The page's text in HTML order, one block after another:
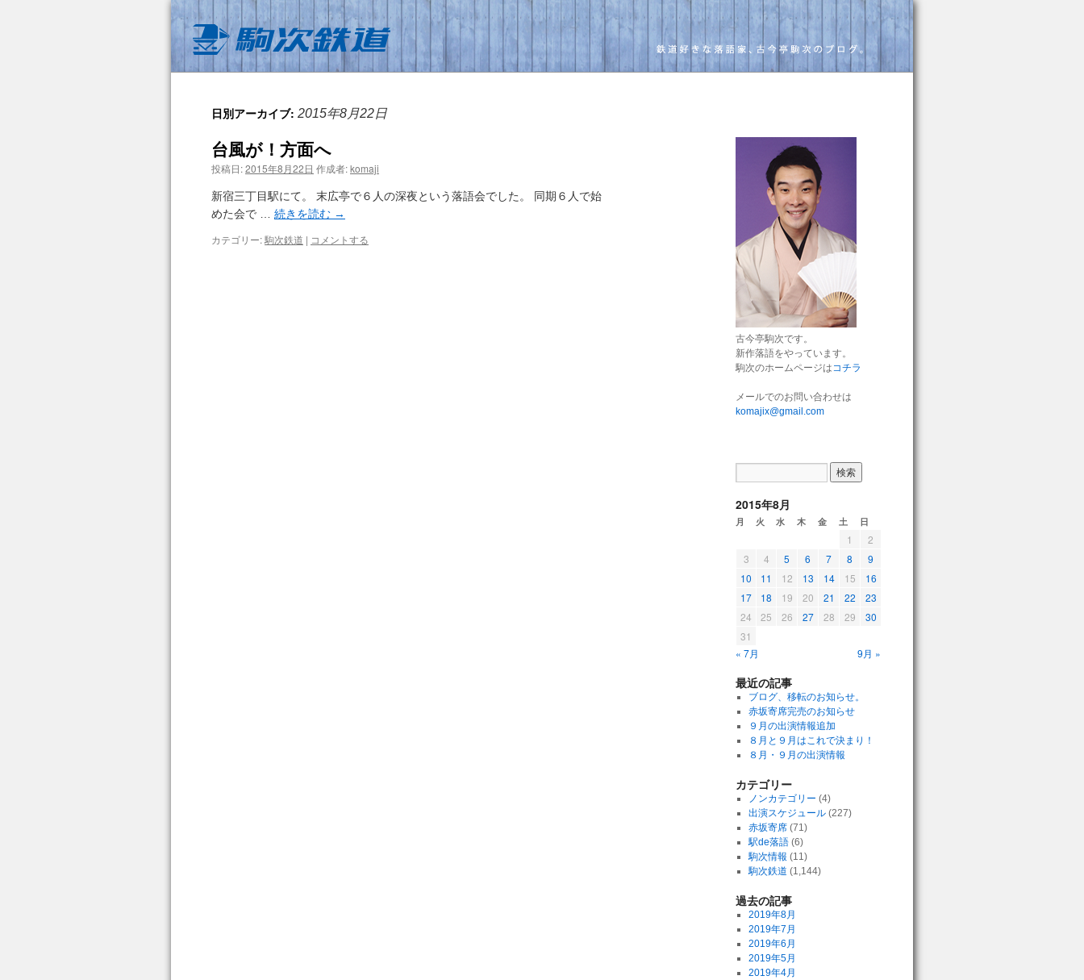
日別アーカイブ: 2015年8月22日
台風が！方面へ
投稿日:2015年8月22日 作成者:komaji
新宿三丁目駅にて。 末広亭で６人の深夜という落語会でした。 同期６人で始
めた会で … 続きを読む →
カテゴリー:駒次鉄道 | コメントする
古今亭駒次です。
新作落語をやっています。
駒次のホームページはコチラ
メールでのお問い合わせは
komajix@gmail.com
2015年8月
月 火 水 木 金 土 日
1
2
3
4 5 6 7 8
9
10
11 12 13 14 15
16
17
18 19 20 21 22
23
24
25 26 27 28 29
30
31
« 7月
9月 »
最近の記事
ブログ、移転のお知らせ。
赤坂寄席完売のお知らせ
９月の出演情報追加
８月と９月はこれで決まり！
８月・９月の出演情報
カテゴリー
ノンカテゴリー (4)
出演スケジュール(227)
赤坂寄席(71)
駅de落語(6)
駒次情報 (11)
駒次鉄道 (1,144)
過去の記事
2019年8月
2019年7月
2019年6月
2019年5月
2019年4月